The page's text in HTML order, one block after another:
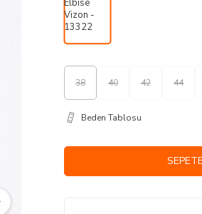
38 40 42 44
Beden Tablosu